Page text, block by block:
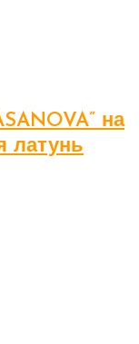
на
латунь